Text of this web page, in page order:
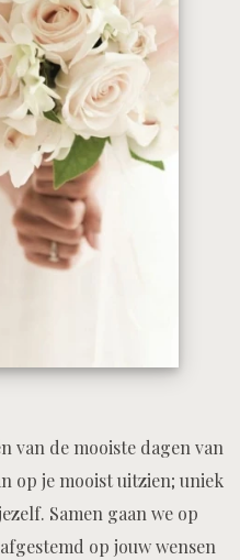
van de mooiste dagen van
op je mooist uitzien; uniek
Samen gaan we op
op jouw wensen